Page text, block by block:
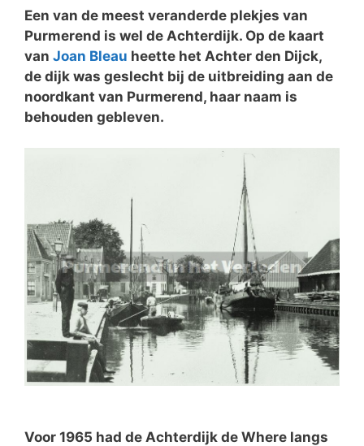
Een van de meest veranderde plekjes van
Purmerend is wel de Achterdijk. Op de kaart
van Joan Bleau heette het Achter den Dijck,
de dijk was geslecht bij de uitbreiding aan de
noordkant van Purmerend, haar naam is
behouden gebleven.
Voor 1965 had de Achterdijk de Where langs